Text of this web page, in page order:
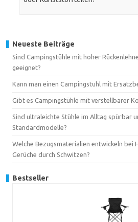
Neueste Beiträge
Sind Campingstühle mit hoher
geeignet?
Kann man einen Campingstuhl mit
Gibt es Campingstühle mit verstellbarer
Sind ultraleichte Stühle im Alltag spürbar
Standardmodelle?
Welche Bezugsmaterialien entwickeln bei
Gerüche durch Schwitzen?
Bestseller